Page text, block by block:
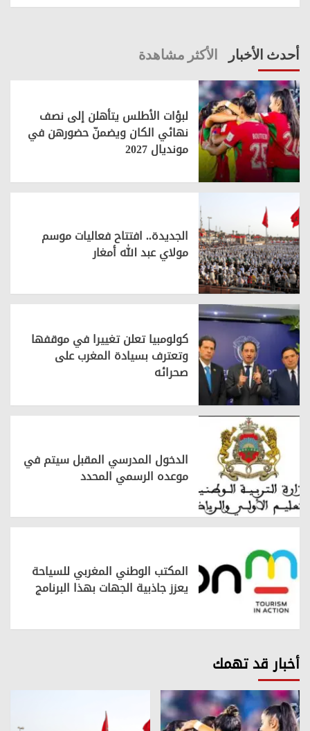
أحدث الأخبار الأكثر مشاهدة
لبؤات الأطلس يتأهلن إلى نصف
نهائي الكان ويضمنّ حضورهن في
مونديال 2027
الجديدة.. افتتاح فعاليات موسم
مولاي عبد الله أمغار
كولومبيا تعلن تغييرا في موقفها
وتعترف بسيادة المغرب على
صحرائه
الدخول المدرسي المقبل سیتم في
موعده الرسمي المحدد
المكتب الوطني المغربي للسياحة
يعزز جاذبية الجهات بهذا البرنامج
أخبار قد تهمك